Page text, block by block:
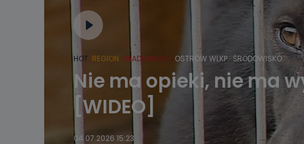
HOT REGION WIADOMOŚCI OSTRÓW WLKP. ŚRODOWISKO
Nie ma opieki, nie ma
[WIDEO]
04.07.2026 15:23